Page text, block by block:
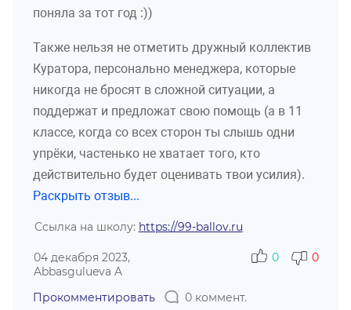
поняла за тот год :))
Также нельзя не отметить дружный коллектив
Куратора, персонально менеджера, которые
никогда не бросят в сложной ситуации, а
поддержат и предложат свою помощь (а в 11
классе, когда со всех сторон ты слышь одни
упрёки, частенько не хватает того, кто
действительно будет оценивать твои усилия).
Раскрыть отзыв...
Ссылка на школу: https://99-ballov.ru
04 декабря 2023,
Abbasgulueva A
Прокомментировать
0 коммент.
0
0